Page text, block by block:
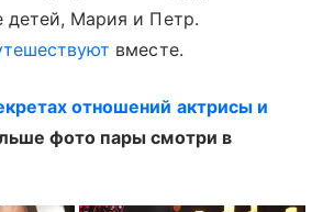
детей, Мария и Петр.
вместе.
отношений актрисы и
фото пары смотри в